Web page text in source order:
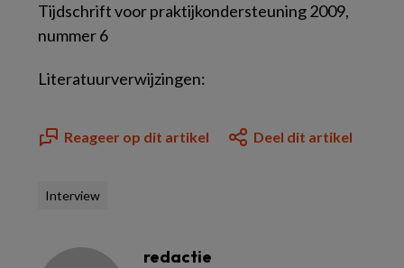
Tijdschrift voor praktijkondersteuning 2009,
nummer 6
Literatuurverwijzingen:
Reageer op dit artikel Deel dit artikel
Interview
redactie